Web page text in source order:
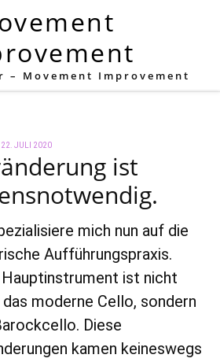
– Movement Improvement
Barockcello
POSTED
22. JULI 2020
2022
ist
mich nun auf die
Aufführungspraxis.
ist nicht
moderne Cello, sondern
Diese
kamen keineswegs